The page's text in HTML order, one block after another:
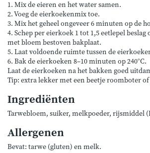
1. Mix de eieren en het water samen.
2. Voeg de eierkoekenmix toe.
3. Mix het geheel ongeveer 6 minuten op de
4. Schep per eierkoek 1 tot 1,5 eetlepel beslag
met bloem bestoven bakplaat.
5. Laat voldoende ruimte tussen de
6. Bak de eierkoeken 8–10 minuten op 240°C.
Laat de eierkoeken na het bakken goed
Tip: extra lekker met een beetje roomboter
Ingrediënten
Tarwebloem, suiker, melkpoeder, rijsmiddel
Allergenen
Bevat: tarwe (gluten) en melk.